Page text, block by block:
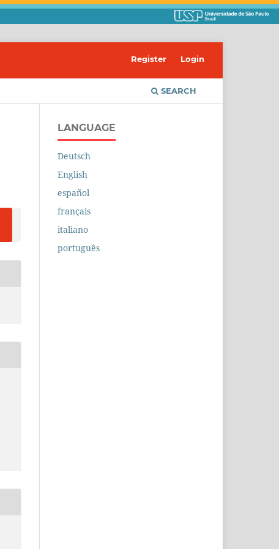
SEARCH
Register Login
LANGUAGE
Deutsch
English
español
français
italiano
português